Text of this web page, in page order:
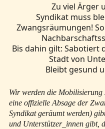
Zu viel Ärger
Syndikat muss
Zwangsräumungen!
Bis dahin gilt: Sabotiert
Stadt von
Bleibt gesund
Wir werden die Mobilisierung
eine offizielle Absage der
Syndikat geräumt werden)
und Unterstützer_innen gibt,